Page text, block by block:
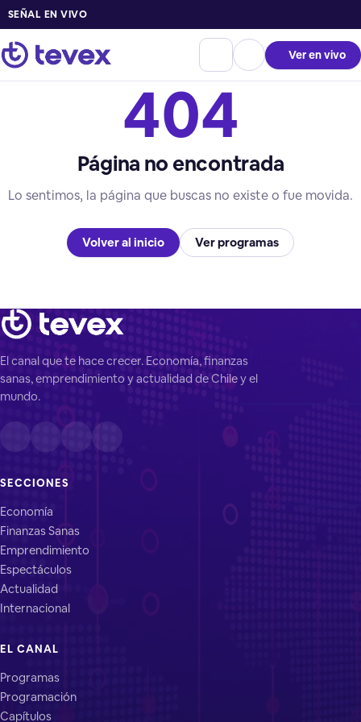
SEÑAL EN VIVO
Ver en vivo
404
Página no encontrada
Lo sentimos, la página que buscas no existe o fue movida.
Volver al inicio Ver programas
El canal que te hace crecer. Economía, finanzas
sanas, emprendimiento y actualidad de Chile y el
mundo.
SECCIONES
Economía
Finanzas Sanas
Emprendimiento
Espectáculos
Actualidad
Internacional
EL CANAL
Programas
Programación
Capítulos